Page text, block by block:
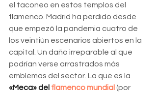
el taconeo en estos templos del
flamenco. Madrid ha perdido desde
que empezó la pandemia cuatro de
los veintiún escenarios abiertos en la
capital. Un daño irreparable al que
podrían verse arrastrados más
emblemas del sector. La que es la
«Meca» del flamenco mundial (por